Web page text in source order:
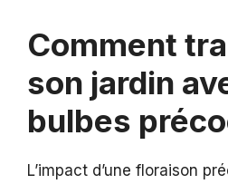
Comment
son jardin
bulbes
L’impact d’une floraison